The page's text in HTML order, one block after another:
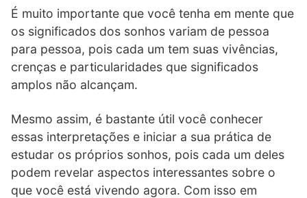
É muito importante que você tenha em mente que
os significados dos sonhos variam de pessoa
para pessoa, pois cada um tem suas vivências,
crenças e particularidades que significados
amplos não alcançam.
Mesmo assim, é bastante útil você conhecer
essas interpretações e iniciar a sua prática de
estudar os próprios sonhos, pois cada um deles
podem revelar aspectos interessantes sobre o
que você está vivendo agora. Com isso em